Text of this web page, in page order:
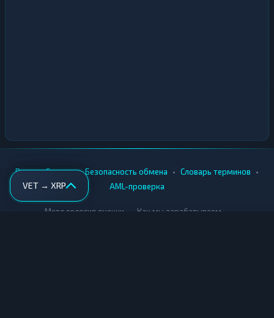
VET → XRP
Вики • Города • Безопасность обмена • Словарь терминов •
AML-проверка
Методология оценки Как мы зарабатываем